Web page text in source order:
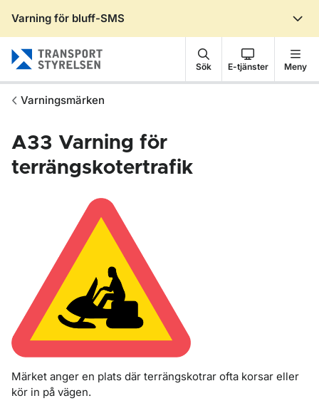
Varning för bluff-SMS
Sök E-tjänster Meny
Varningsmärken
A33 Varning för
terrängskotertrafik
Märket anger en plats där terrängskotrar ofta korsar eller
kör in på vägen.